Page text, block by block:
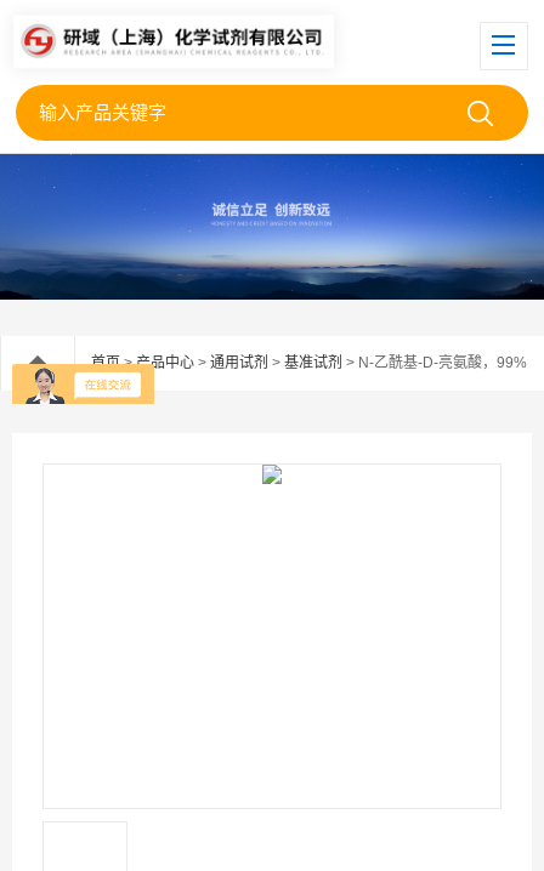
首页>产品中心 > 通用试剂 > 基准试剂 > N-乙酰基-D-亮氨酸，99%